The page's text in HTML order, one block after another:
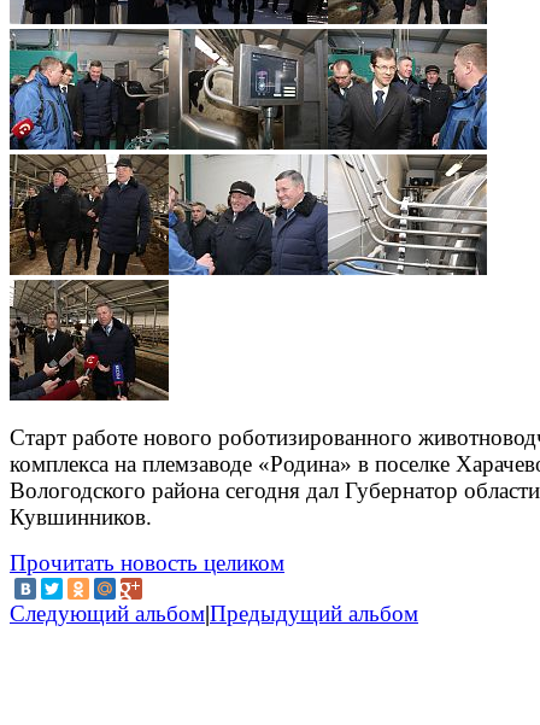
Старт работе нового роботизированного
комплекса на племзаводе «Родина» в поселке
Вологодского района сегодня дал Губернатор
Кувшинников.
Прочитать новость целиком
Следующий альбом|Предыдущий альбом